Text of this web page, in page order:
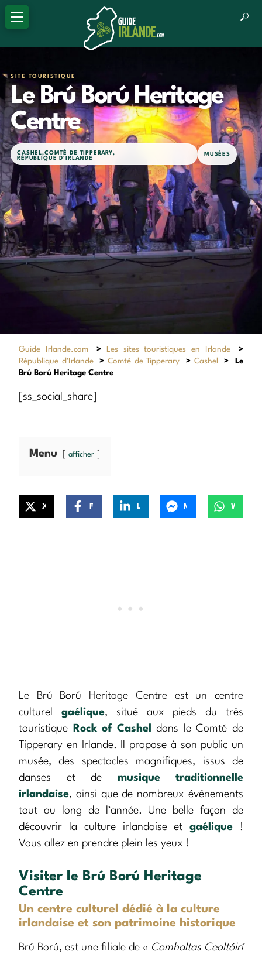
SITE TOURISTIQUE
Le Brú Ború Heritage
Centre
CASHEL,COMTÉ DE TIPPERARY,
RÉPUBLIQUE D'IRLANDE
MUSÉES
Guide Irlande.com > Les sites touristiques en Irlande
>
République d'Irlande
>Comté de Tipperary > Cashel >
Le
Brú Ború Heritage Centre
[ss_social_share]
Menu afficher
Le Brú Ború Heritage Centre est un centre
culturel gaélique, situé aux pieds du très
touristique
Rock of Cashel
dans le Comté de
Tipperary en Irlande. Il propose à son public un
musée, des spectacles magnifiques, issus de
danses et de musique traditionnelle
irlandaise, ainsi que de nombreux événements
tout au long de l’année. Une belle façon de
découvrir la culture irlandaise etgaélique !
Vous allez en prendre plein les yeux !
Visiter le Brú Ború Heritage
Centre
Un centre culturel dédié à la culture
irlandaise et son patrimoine historique
Brú Ború, est une filiale de « Comhaltas Ceoltóirí